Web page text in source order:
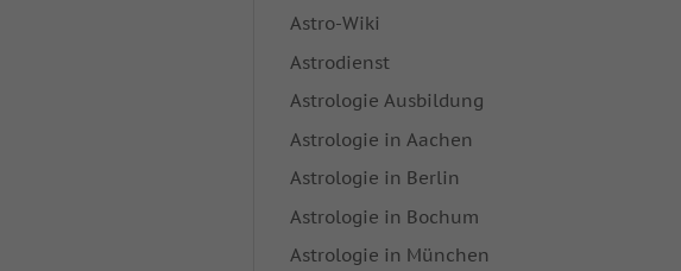
Astro-Wiki
Astrodienst
Astrologie Ausbildung
Astrologie in Aachen
Astrologie in Berlin
Astrologie in Bochum
Astrologie in München